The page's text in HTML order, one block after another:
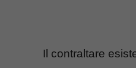
Il contraltare